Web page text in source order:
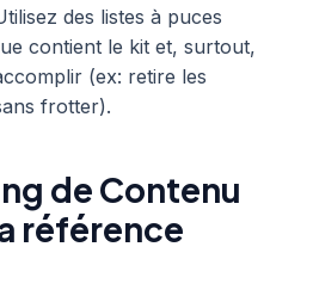
des listes à puces
contient le kit et, surtout,
(ex: retire les
frotter).
de Contenu
référence